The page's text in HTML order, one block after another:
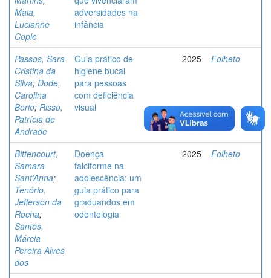
Maia,
Lucianne
Cople
adversidades na
infância
Passos, Sara
Cristina da
Silva; Dode,
Carolina
Borio; Risso,
Patrícia de
Andrade
Guia prático de
higiene bucal
para pessoas
com deficiência
visual
2025 Folheto
Bittencourt,
Samara
Sant’Anna;
Tenório,
Jefferson da
Rocha;
Santos,
Márcia
Pereira Alves
dos
Doença
falciforme na
adolescência: um
guia prático para
graduandos em
odontologia
2025 Folheto